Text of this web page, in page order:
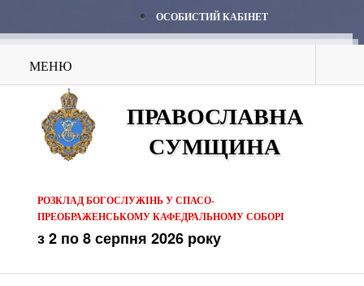
ОСОБИСТИЙ КАБІНЕТ
МЕНЮ
ПРАВОСЛАВНА
СУМЩИНА
РОЗКЛАД БОГОСЛУЖІНЬ У СПАСО-
ПРЕОБРАЖЕНСЬКОМУ КАФЕДРАЛЬНОМУ СОБОРІ
з 2 по 8 серпня 2026 року